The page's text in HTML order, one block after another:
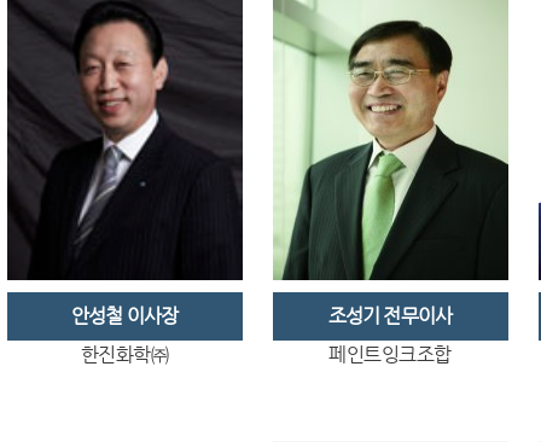
안성철 이사장
한진화학㈜
조성기 전무이사
페인트잉크조합